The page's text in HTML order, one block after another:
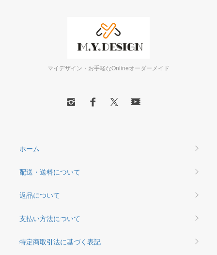
マイデザイン・お手軽なOnlineオーダーメイド
ホーム
配送・送料について
返品について
支払い方法について
特定商取引法に基づく表記